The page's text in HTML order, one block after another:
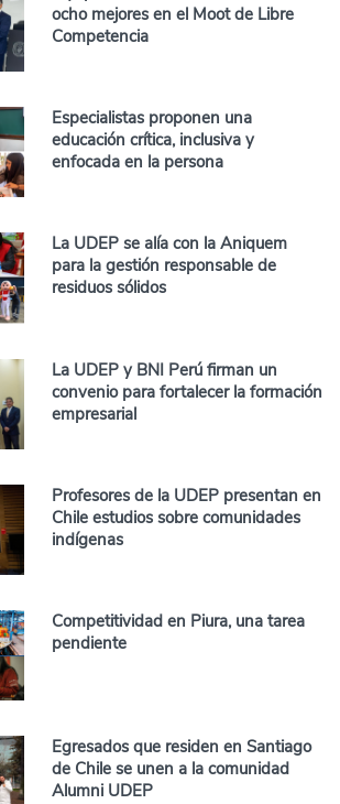
ocho mejores en el Moot de Libre
Competencia
Especialistas proponen una
educación crítica, inclusiva y
enfocada en la persona
La UDEP se alía con la Aniquem
para la gestión responsable de
residuos sólidos
La UDEP y BNI Perú firman un
convenio para fortalecer la formación
empresarial
Profesores de la UDEP presentan en
Chile estudios sobre comunidades
indígenas
Competitividad en Piura, una tarea
pendiente
Egresados que residen en Santiago
de Chile se unen a la comunidad
Alumni UDEP